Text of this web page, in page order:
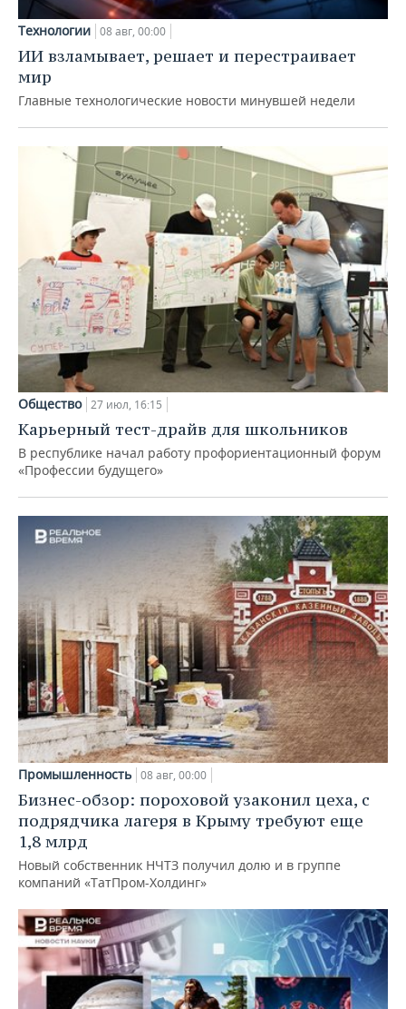
Технологии 08 авг, 00:00
ИИ взламывает, решает и перестраивает
мир
Главные технологические новости минувшей недели
Общество 27 июл, 16:15
Карьерный тест-драйв для школьников
В республике начал работу профориентационный форум
«Профессии будущего»
Промышленность 08 авг, 00:00
Бизнес-обзор: пороховой узаконил цеха, с
подрядчика лагеря в Крыму требуют еще
1,8 млрд
Новый собственник НЧТЗ получил долю и в группе
компаний «ТатПром-Холдинг»